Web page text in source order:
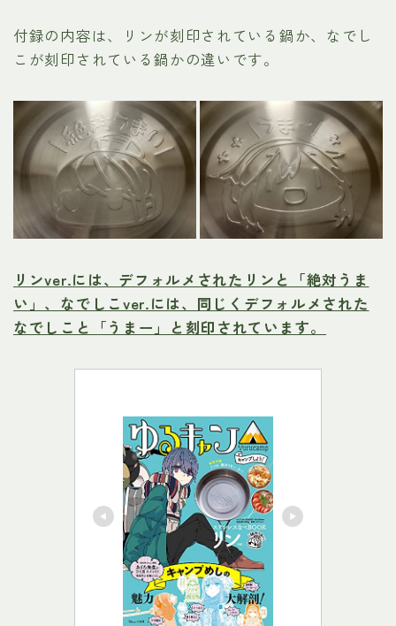
付録の内容は、リンが刻印されている鍋か、なでし
こが刻印されている鍋かの違いです。
リンver.には、デフォルメされたリンと「絶対うま
い」、なでしこver.には、同じくデフォルメされた
なでしこと「うまー」と刻印されています。